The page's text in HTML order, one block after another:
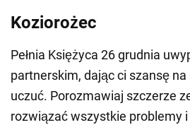
Koziorożec
Pełnia Księżyca 26 grudnia
partnerskim, dając ci szansę
uczuć. Porozmawiaj szczerze
rozwiązać wszystkie problemy